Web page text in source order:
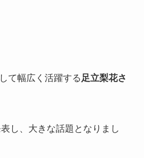
て幅広く活躍する 足立梨花さ
し、大きな話題となりまし